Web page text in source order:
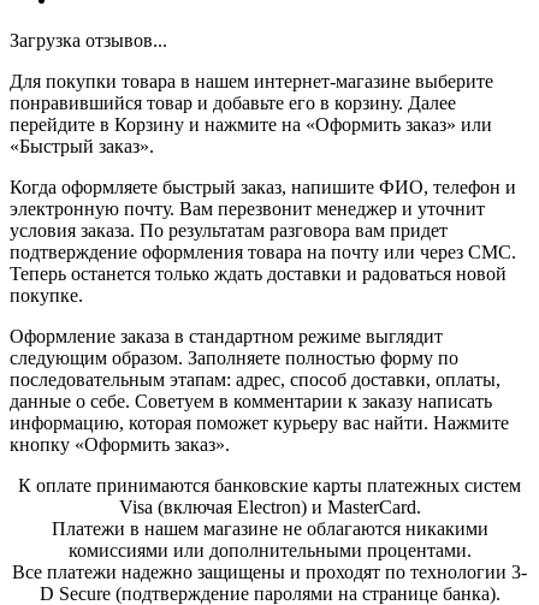
Загрузка отзывов...
Для покупки товара в нашем интернет-магазине выберите
понравившийся товар и добавьте его в корзину. Далее
перейдите в Корзину и нажмите на «Оформить заказ» или
«Быстрый заказ».
Когда оформляете быстрый заказ, напишите ФИО, телефон и
электронную почту. Вам перезвонит менеджер и уточнит
условия заказа. По результатам разговора вам придет
подтверждение оформления товара на почту или через СМС.
Теперь останется только ждать доставки и радоваться новой
покупке.
Оформление заказа в стандартном режиме выглядит
следующим образом. Заполняете полностью форму по
последовательным этапам: адрес, способ доставки, оплаты,
данные о себе. Советуем в комментарии к заказу написать
информацию, которая поможет курьеру вас найти. Нажмите
кнопку «Оформить заказ».
К оплате принимаются банковские карты платежных систем
Visa (включая Electron) и MasterCard.
Платежи в нашем магазине не облагаются никакими
комиссиями или дополнительными процентами.
Все платежи надежно защищены и проходят по технологии 3-
D Secure (подтверждение паролями на странице банка).